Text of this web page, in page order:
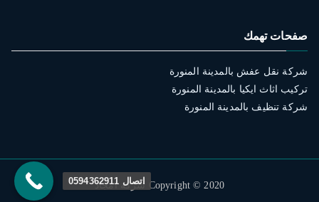
صفحات تهمك
شركة نقل عفش بالمدينة المنورة
تركيب اثاث ايكيا بالمدينة المنورة
شركة تنظيف بالمدينة المنورة
Copyright © 2020 شركة امجاد اتصال 0594362911